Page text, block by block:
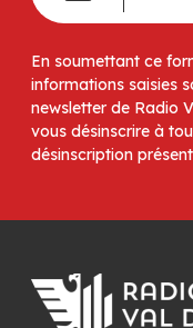
En soumettant ce
informations saisies
newsletter de Radio
vous désinscrire à
désinscription